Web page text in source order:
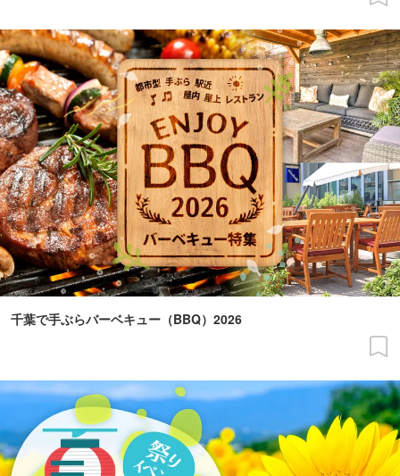
千葉で手ぶらバーベキュー（BBQ）2026